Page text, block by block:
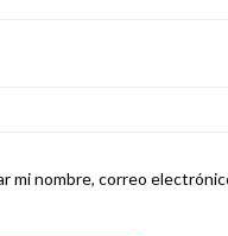
mi nombre, correo